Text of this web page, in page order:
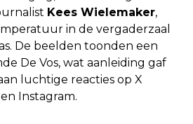
Kees Wielemaker,
in de vergaderzaal
De beelden toonden een
De Vos, wat aanleiding gaf
luchtige reacties op X
Instagram.